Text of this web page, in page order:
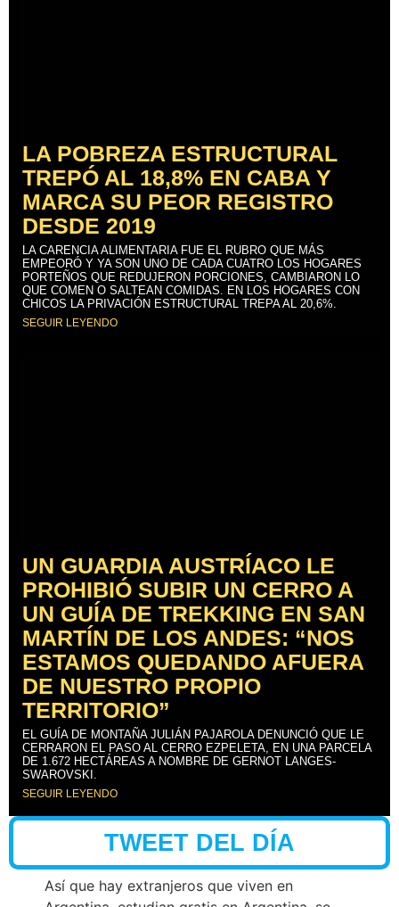
LA POBREZA ESTRUCTURAL
TREPÓ AL 18,8% EN CABA Y
MARCA SU PEOR REGISTRO
DESDE 2019
LA CARENCIA ALIMENTARIA FUE EL RUBRO QUE MÁS
EMPEORÓ Y YA SON UNO DE CADA CUATRO LOS HOGARES
PORTEÑOS QUE REDUJERON PORCIONES, CAMBIARON LO
QUE COMEN O SALTEAN COMIDAS. EN LOS HOGARES CON
CHICOS LA PRIVACIÓN ESTRUCTURAL TREPA AL 20,6%.
SEGUIR LEYENDO
UN GUARDIA AUSTRÍACO LE
PROHIBIÓ SUBIR UN CERRO A
UN GUÍA DE TREKKING EN SAN
MARTÍN DE LOS ANDES: “NOS
ESTAMOS QUEDANDO AFUERA
DE NUESTRO PROPIO
TERRITORIO”
EL GUÍA DE MONTAÑA JULIÁN PAJAROLA DENUNCIÓ QUE LE
CERRARON EL PASO AL CERRO EZPELETA, EN UNA PARCELA
DE 1.672 HECTÁREAS A NOMBRE DE GERNOT LANGES-
SWAROVSKI.
SEGUIR LEYENDO
TWEET DEL DÍA
Así que hay extranjeros que viven en